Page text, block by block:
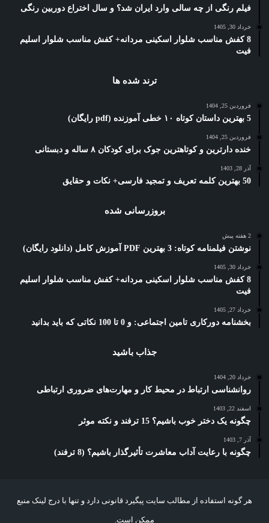
فیلم رنگی از چه سالی وارد ایران شد؟ و سال اختراع دوربین رنگی
خرداد 30, 1405
8 کفش مناسب شلوار اسکینی مردانه+ کفش مناسب شلوار اسلیم
فیت
ترند شده ها
فروردین 25, 1404
5 بهترین داستان کوتاه ۱۰ خطی آموزنده (pdf رایگان)
فروردین 25, 1404
خنده دارترین و کوتاهترین جوک برای کودکان ۸ ساله و دبستانی
آذر 28, 1403
50 بهترین کلمه تعریف و تمجید فارسی+ نکات و حقایق
بروزرسانی شده
2 هفته پیش
نوشتن فیلمنامه کوتاه: 3 بهترین PDF آموزش کامل (دانلود رایگان)
خرداد 30, 1405
8 کفش مناسب شلوار اسکینی مردانه+ کفش مناسب شلوار اسلیم
فیت
خرداد 27, 1405
بخشنامه دورکاری تامین اجتماعی: و 0 تا 100 نکاتی که باید بدانید
جذاب باشید
خرداد 20, 1404
روانشناسی ارتباط در محیط کار و مهارت‌های ضروری ارتباطی
اسفند 22, 1403
چگونه یک دختر خوب باشیم؟ 15 ترفند و نکته موثر
آذر 7, 1403
چگونه با رعایت آداب معاشرت تأثیرگذار باشیم؟ (8 ترفند)
هر گونه استفاده از مطالب سایت پیگیرد قانونی دارد و تنها با درج لینک منبع
ممکن است.